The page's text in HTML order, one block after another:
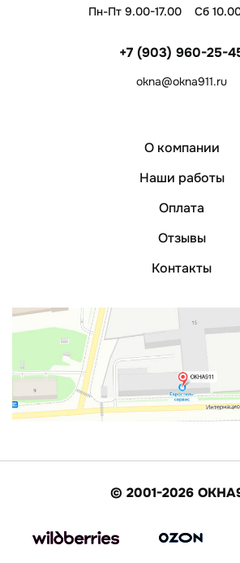
Пн-Пт 9.00-17.00
Сб
+7 (903) 960-25-
okna@okna911.ru
О компании
Наши работы
Оплата
Отзывы
Контакты
© 2001-2026